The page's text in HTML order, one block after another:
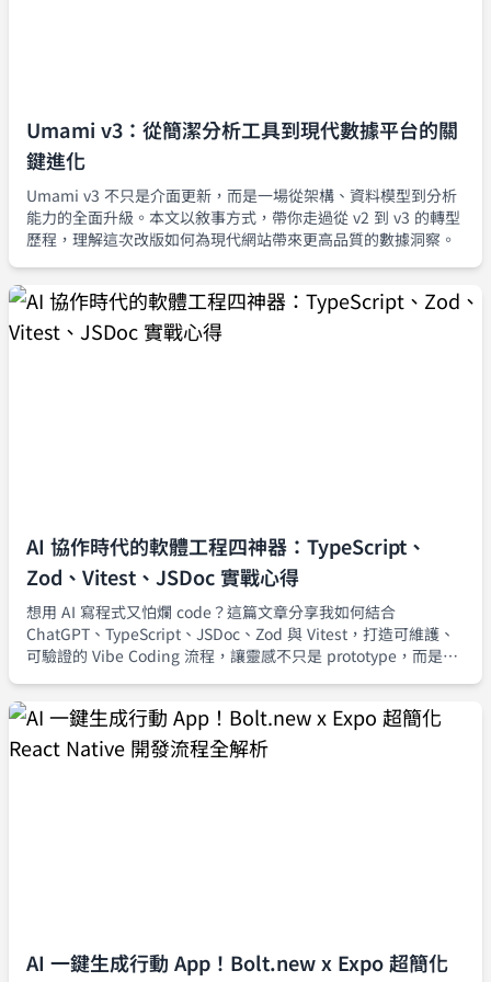
Umami v3：從簡潔分析工具到現代數據平台的關
鍵進化
Umami v3 不只是介面更新，而是一場從架構、資料模型到分析
能力的全面升級。本文以敘事方式，帶你走過從 v2 到 v3 的轉型
歷程，理解這次改版如何為現代網站帶來更高品質的數據洞察。
AI 協作時代的軟體工程四神器：TypeScript、
Zod、Vitest、JSDoc 實戰心得
想用 AI 寫程式又怕爛 code？這篇文章分享我如何結合
ChatGPT、TypeScript、JSDoc、Zod 與 Vitest，打造可維護、
可驗證的 Vibe Coding 流程，讓靈感不只是 prototype，而是真
AI 一鍵生成行動 App！Bolt.new x Expo 超簡化